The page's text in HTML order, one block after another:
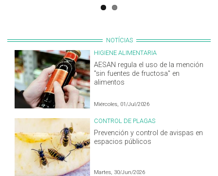
NOTÍCIAS
HIGIENE ALIMENTARIA
AESAN regula el uso de la mención
"sin fuentes de fructosa" en
alimentos
Miércoles, 01/Jul/2026
CONTROL DE PLAGAS
Prevención y control de avispas en
espacios públicos
Martes, 30/Jun/2026